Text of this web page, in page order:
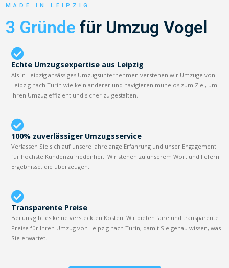
MADE IN LEIPZIG
3 Gründe für Umzug Vogel
Echte Umzugsexpertise aus Leipzig
Als in Leipzig ansässiges Umzugsunternehmen verstehen wir Umzüge von
Leipzig nach Turin wie kein anderer und navigieren mühelos zum Ziel, um
Ihren Umzug effizient und sicher zu gestalten.
100% zuverlässiger Umzugsservice
Verlassen Sie sich auf unsere jahrelange Erfahrung und unser Engagement
für höchste Kundenzufriedenheit. Wir stehen zu unserem Wort und liefern
Ergebnisse, die überzeugen.
Transparente Preise
Bei uns gibt es keine versteckten Kosten. Wir bieten faire und transparente
Preise für Ihren Umzug von Leipzig nach Turin, damit Sie genau wissen, was
Sie erwartet.